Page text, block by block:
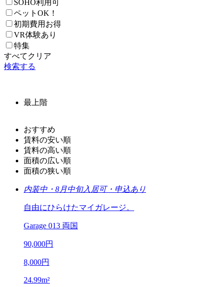
SOHO利用可
ペットOK！
初期費用お得
VR体験あり
特集
すべてクリア
検索する
最上階
おすすめ
賃料の安い順
賃料の高い順
面積の広い順
面積の狭い順
内装中・8月中旬入居可・申込あり
自由にひらけたマイガレージ。
Garage 013 両国
90,000円
8,000円
24.99m²